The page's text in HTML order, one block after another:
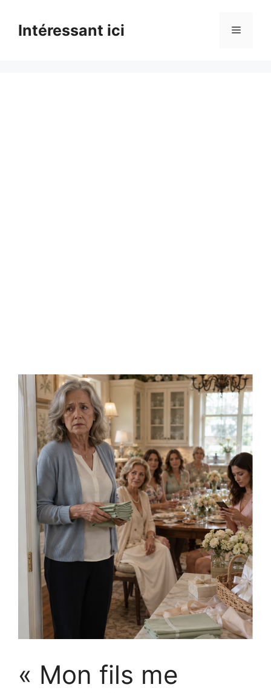
contentIntéressant ici Menu
« Mon fils me